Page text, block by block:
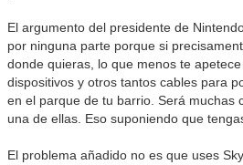
El argumento del presidente de
por ninguna parte porque si
donde quieras, lo que menos te
dispositivos y otros tantos cables para
en el parque de tu barrio. Será muchas
una de ellas. Eso suponiendo que
El problema añadido no es que uses